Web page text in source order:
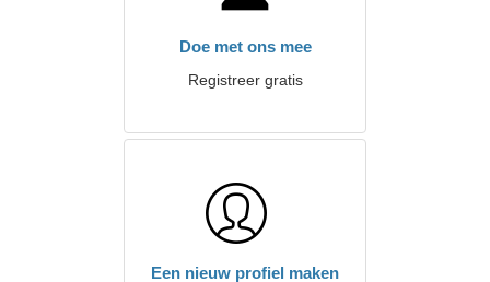
Doe met ons mee
Registreer gratis
Een nieuw profiel maken